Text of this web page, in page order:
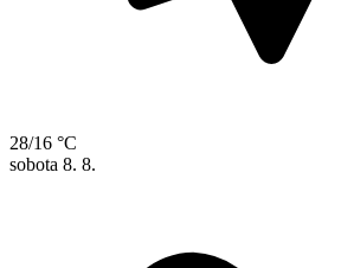
28/16 °C
sobota 8. 8.